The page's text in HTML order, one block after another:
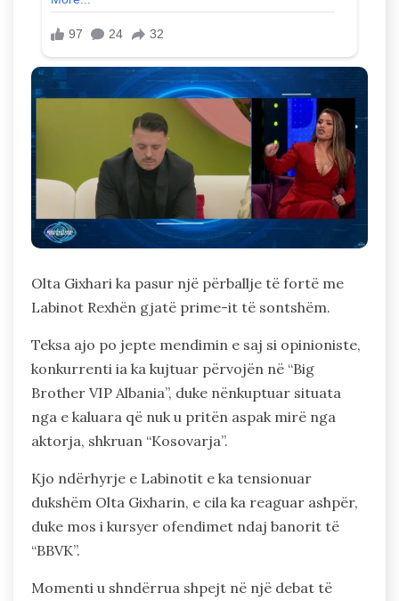
Olta Gixhari ka pasur një përballje të fortë me
Labinot Rexhën gjatë prime-it të sontshëm.
Teksa ajo po jepte mendimin e saj si opinioniste,
konkurrenti ia ka kujtuar përvojën në “Big
Brother VIP Albania”, duke nënkuptuar situata
nga e kaluara që nuk u pritën aspak mirë nga
aktorja, shkruan “Kosovarja”.
Kjo ndërhyrje e Labinotit e ka tensionuar
dukshëm Olta Gixharin, e cila ka reaguar ashpër,
duke mos i kursyer ofendimet ndaj banorit të
“BBVK”.
Momenti u shndërrua shpejt në një debat të